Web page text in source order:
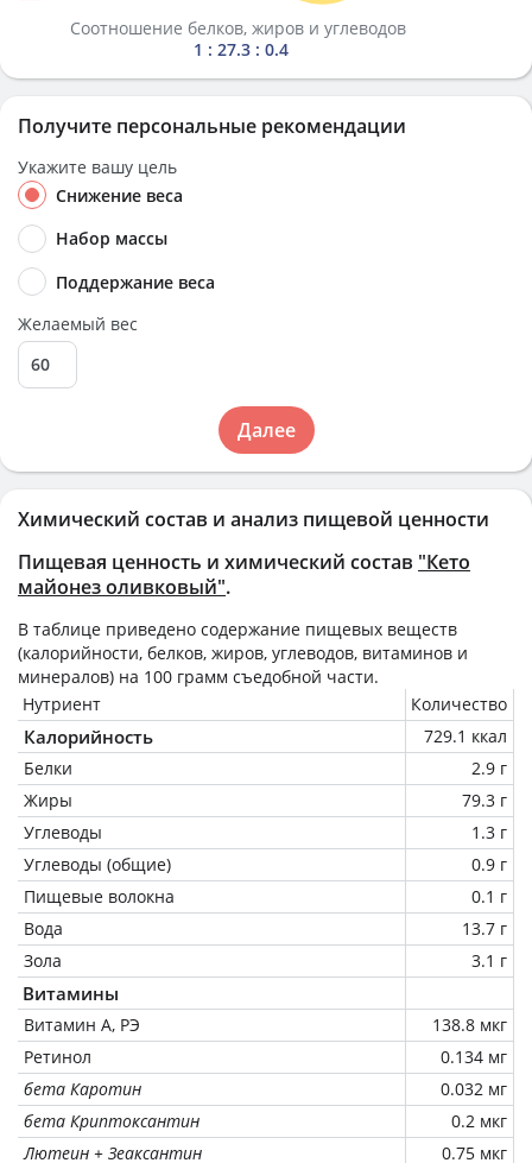
Химический состав и анализ пищевой ценности
Пищевая ценность и химический состав "Кето
майонез оливковый".
В таблице приведено содержание пищевых веществ
(калорийности, белков, жиров, углеводов, витаминов и
минералов) на 100 грамм съедобной части.
Нутриент
Количество
Калорийность
729.1 ккал
Белки
2.9 г
Жиры
79.3 г
Углеводы
1.3 г
Углеводы (общие)
0.9 г
Пищевые волокна
0.1 г
Вода
13.7 г
Зола
3.1 г
Витамины
Витамин А, РЭ
138.8 мкг
Ретинол
0.134 мг
бета Каротин
0.032 мг
бета Криптоксантин
0.2 мкг
Лютеин + Зеаксантин
0.75 мкг
Соотношение белков, жиров и углеводов
1 : 27.3 : 0.4
Получите персональные рекомендации
Укажите вашу цель
Снижение веса
Набор массы
Поддержание веса
Желаемый вес
Далее